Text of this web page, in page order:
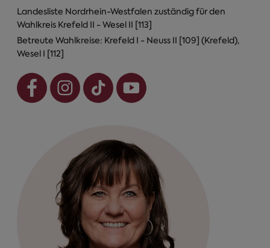
Landesliste Nordrhein-Westfalen zuständig für den
Wahlkreis Krefeld II - Wesel II [113]
Betreute Wahlkreise: Krefeld I - Neuss II [109] (Krefeld),
Wesel I [112]